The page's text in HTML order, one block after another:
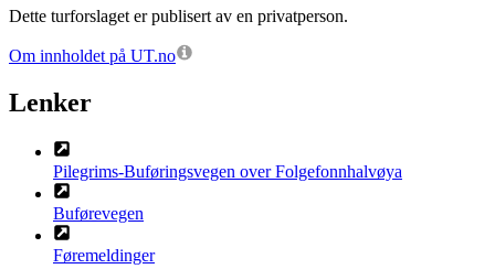
Dette turforslaget er publisert av en privatperson.
Om innholdet på UT.no
Lenker
Pilegrims-Buføringsvegen over Folgefonnhalvøya
Buførevegen
Føremeldinger